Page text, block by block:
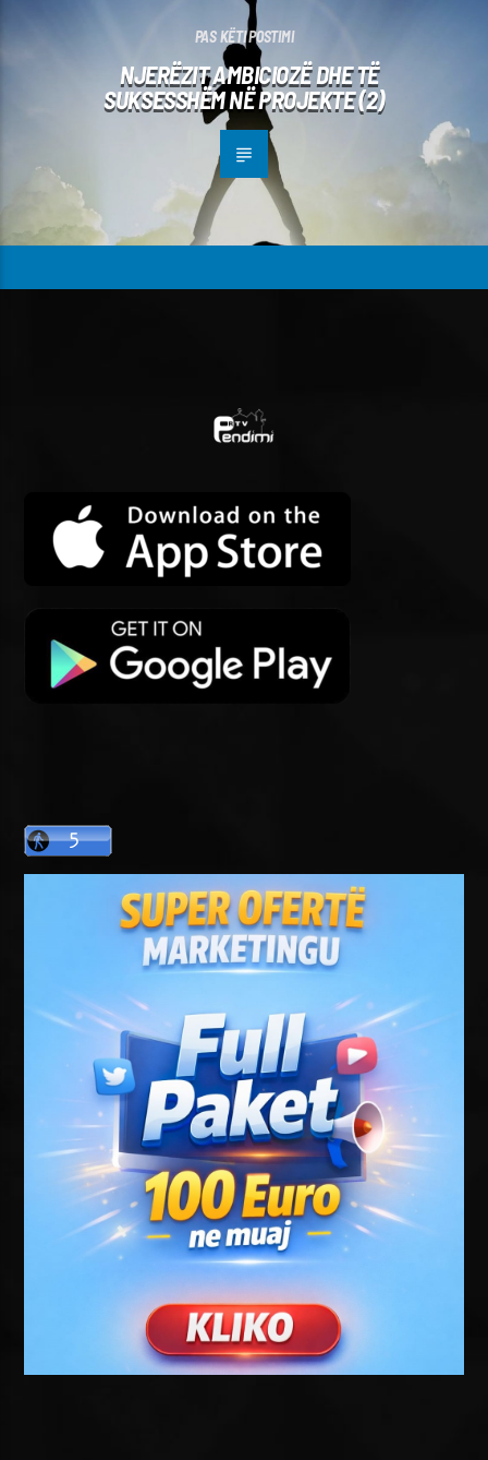
PAS KËTI POSTIMI
NJERËZIT AMBICIOZË DHE TË
SUKSESSHËM NË PROJEKTE (2)